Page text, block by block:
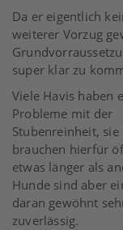
Da er eigentlich
weiterer Vorzug
super klar zu
Viele Havis haben
Probleme mit der
Stubenreinheit, sie
brauchen hierfür
etwas länger als
Hunde sind aber
daran gewöhnt
zuverlässig.